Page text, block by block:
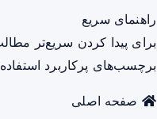
راهنمای سریع
برای پیدا کردن سریع‌تر
برچسب‌های پرکاربرد استفاده
صفحه اصلی